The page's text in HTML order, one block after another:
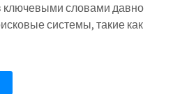
ключевыми словами давно
системы, такие как